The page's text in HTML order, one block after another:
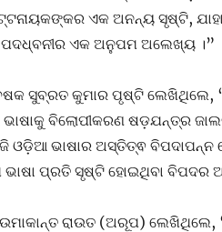
ଏକ ଅନନ୍ୟ ସୃଷ୍ଟି,
ଏକ ଅନୁପମ ଅଲେଖ୍ୟ ।”
ସୁବ୍ରତ କୁମାର ପୃଷ୍ଟି ଲେଖିଥିଲେ,
ବିଲୋପୀକରଣ ଷଡ଼ଯନ୍ତ୍ର
ଓଡ଼ିଆ ଭାଷାର ଅସ୍ତିତ୍ଵ ବିପଦାପନ୍ନ
ପ୍ରତି ସୃଷ୍ଟି ହୋଇଥିବା ବିପଦର
ରାଉତ (ଅରୂପ) ଲେଖିଥିଲେ,